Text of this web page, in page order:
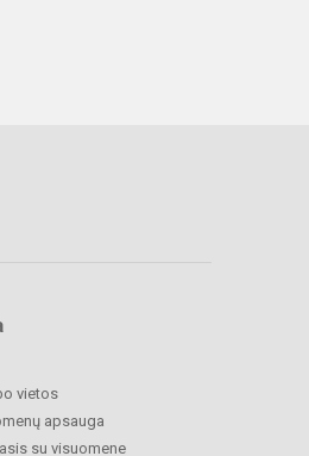
vietos
apsauga
su visuomene